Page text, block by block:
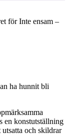
för Inte ensam –
ha hunnit bli
en konstutställning
och skildrar